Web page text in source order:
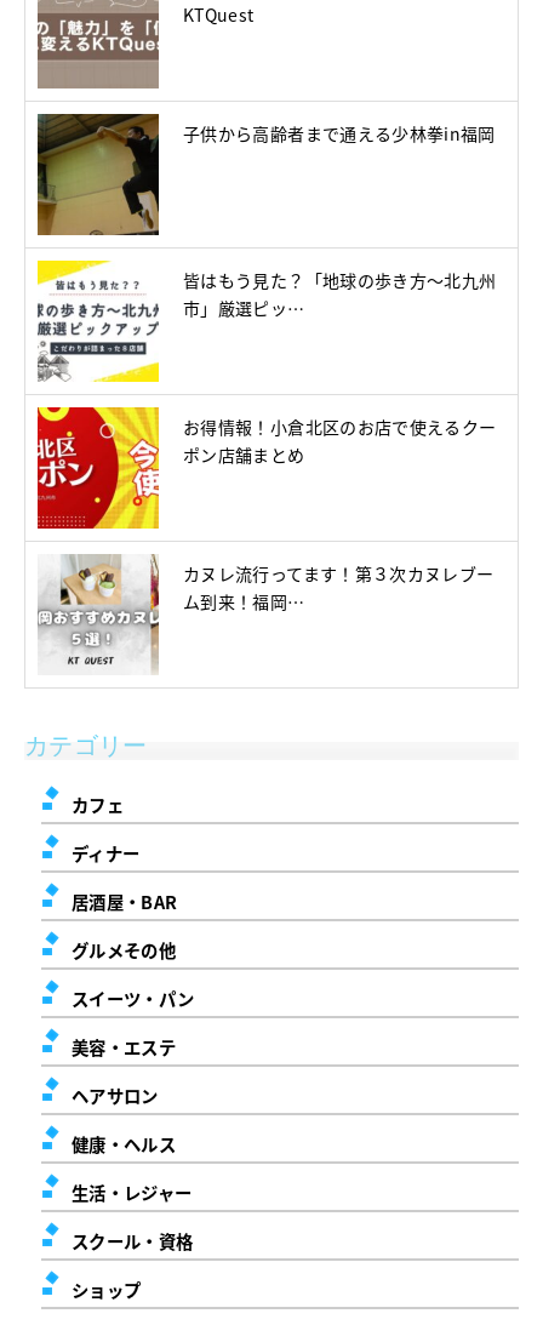
KTQuest
子供から高齢者まで通える少林拳in福岡
皆はもう見た？「地球の歩き方～北九州
市」厳選ピッ…
お得情報！小倉北区のお店で使えるクー
ポン店舗まとめ
カヌレ流行ってます！第３次カヌレブー
ム到来！福岡…
カテゴリー
カフェ
ディナー
居酒屋・BAR
グルメその他
スイーツ・パン
美容・エステ
ヘアサロン
健康・ヘルス
生活・レジャー
スクール・資格
ショップ